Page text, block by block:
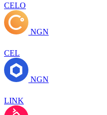
CELO
NGN
CEL
NGN
LINK